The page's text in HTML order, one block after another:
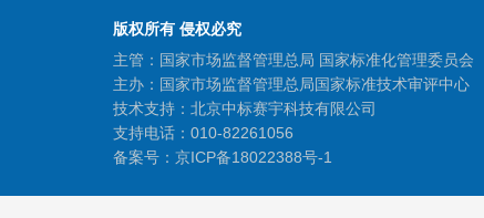
版权所有 侵权必究
主管：国家市场监督管理总局 国家标准化管理委员会
主办：国家市场监督管理总局国家标准技术审评中心
技术支持：北京中标赛宇科技有限公司
支持电话：010-82261056
备案号： 京ICP备18022388号-1